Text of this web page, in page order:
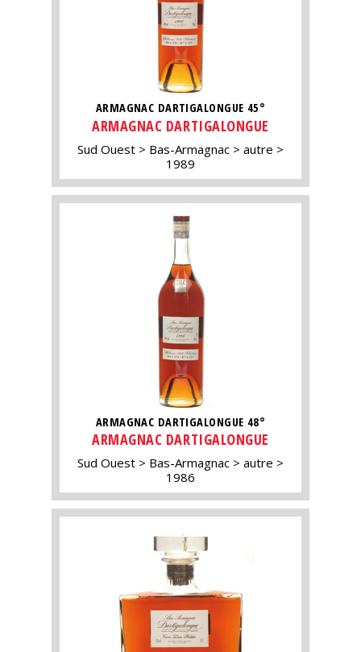
ARMAGNAC DARTIGALONGUE 45°
ARMAGNAC DARTIGALONGUE
Sud Ouest Bas-Armagnac
autre
1989
ARMAGNAC DARTIGALONGUE 48°
ARMAGNAC DARTIGALONGUE
Sud Ouest Bas-Armagnac
autre
1986